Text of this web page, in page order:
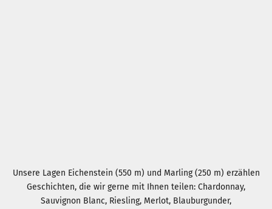
Unsere Lagen Eichenstein (550 m) und Marling (250 m) erzählen
Geschichten, die wir gerne mit Ihnen teilen: Chardonnay,
Sauvignon Blanc, Riesling, Merlot, Blauburgunder,